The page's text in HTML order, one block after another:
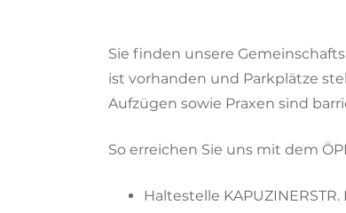
Sie finden unsere
ist vorhanden und Parkplätze
Aufzügen sowie Praxen sind
So erreichen Sie uns mit dem
Haltestelle KAPUZINERSTR.